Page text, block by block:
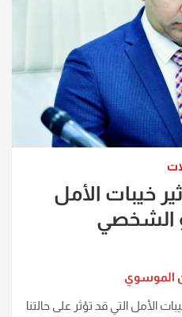
خيبات الأمل
الشخصي
الموسوي
الأمل التي قد تؤثر على حالتنا